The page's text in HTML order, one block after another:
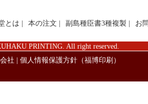
とは | 本の注文 | 副島種臣書3種複製 | お
PRINTING. All right reserved.
社 | 個人情報保護方針（福博印刷）